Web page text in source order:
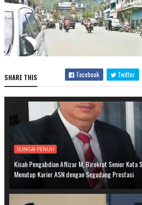
SHARE THIS Facebook Twitter
SUNGAI PENUH
Kisah Pengabdian Aflizar M, Birokrat Senior Kota
Menutup Karier ASN dengan Segudang Prestasi